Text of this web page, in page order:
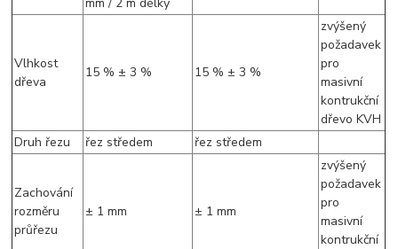
Vlhkost
dřeva
15 % ± 3 % 15 % ± 3 %
zvýšený
požadavek
pro
masivní
kontrukční
dřevo KVH
Druh řezu
řez středem řez středem
Zachování
rozměru
průřezu
± 1 mm ± 1 mm
zvýšený
požadavek
pro
masivní
kontrukční